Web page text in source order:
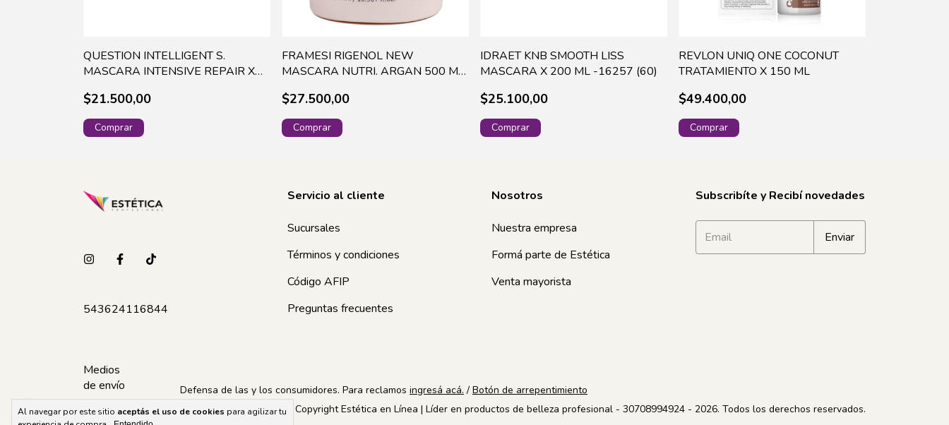
Al navegar por este sitio aceptás el uso de cookies para agilizar tu
QUESTION INTELLIGENT S.
MASCARA INTENSIVE REPAIR X
$21.500,00
FRAMESI RIGENOL NEW
MASCARA NUTRI. ARGAN 500 ML
$27.500,00
IDRAET KNB SMOOTH LISS
MASCARA X 200 ML -16257 (60)
$25.100,00
REVLON UNIQ ONE COCONUT
TRATAMIENTO X 150 ML
$49.400,00
543624116844
Servicio al cliente
Sucursales
Términos y condiciones
Código AFIP
Preguntas frecuentes
Nosotros
Nuestra empresa
Formá parte de Estética
Venta mayorista
Subscribíte y Recibí novedades
Medios
de envío
Defensa de las y los consumidores. Para reclamos ingresá acá. / Botón de arrepentimiento
Copyright Estética en Línea | Líder en productos de belleza profesional - 30708994924 - 2026. Todos los derechos reservados.